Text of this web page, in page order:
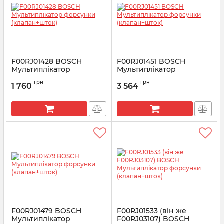
F00RJ01428 BOSCH
Мультиплікатор
Артикул:
1 760 грн
F00RJ01451 BOSCH
Мультиплікатор
Артикул:
3 564 грн
F00RJ01479 BOSCH
Мультиплікатор
F00RJ01533 (він же
F00RJ03107) BOSCH